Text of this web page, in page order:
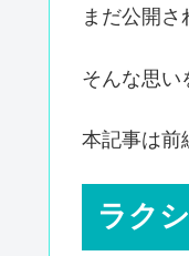
まだ公開さ
そんな思い
本記事は前
ラク